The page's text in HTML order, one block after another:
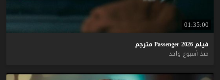
01:35:00
فيلم Passenger 2026
مترجم
منذ أسبوع واحد